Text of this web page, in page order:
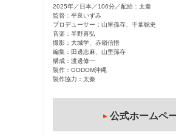
2025年／日本／106分／配給：太秦
監督：平良いずみ
プロデューサー：山里孫存、千葉聡史
音楽：半野喜弘
撮影：大城学、赤嶺信悟
編集：田邊志麻、山里孫存
構成：渡邊修一
製作：GODOM沖縄
製作協力：太秦
公式ホームペ